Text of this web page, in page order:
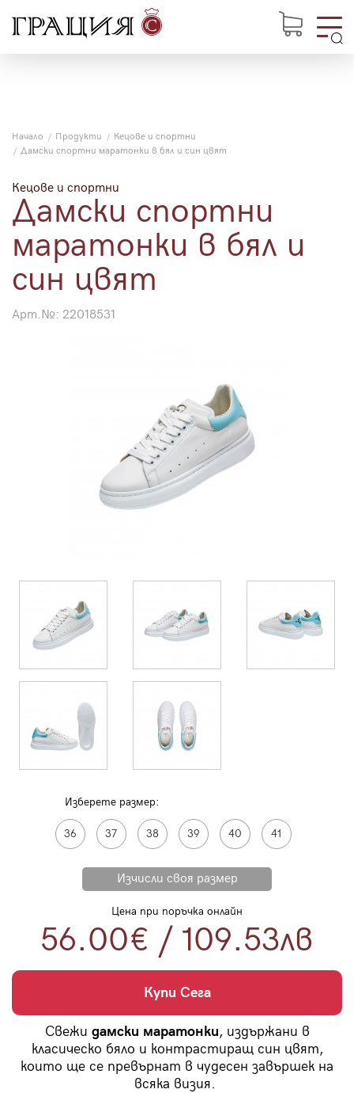
Начало Продукти
Кецове и спортни
Дамски спортни маратонки в бял и син цвят
Кецове и спортни
Дамски спортни
маратонки в бял и
син цвят
Арт.№: 22018531
Свежи дамски маратонки, издържани в
класическо бяло и контрастиращ син цвят,
които ще се превърнат в чудесен завършек на
всяка визия.
Изберете размер:
36 37 38 39 40 41
Цена при поръчка онлайн
56.00€ / 109.53лв
Купи Сега